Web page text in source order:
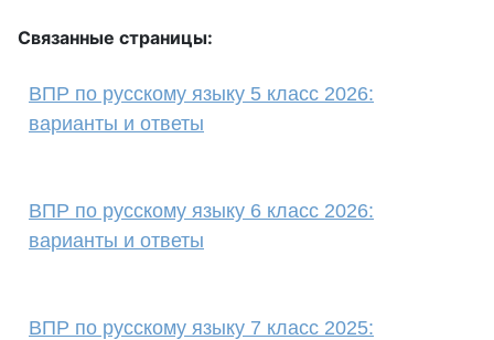
Связанные страницы:
ВПР по русскому языку 5 класс 2026:
варианты и ответы
ВПР по русскому языку 6 класс 2026:
варианты и ответы
ВПР по русскому языку 7 класс 2025: